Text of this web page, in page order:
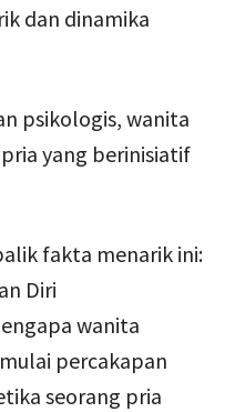
dan dinamika
psikologis, wanita
yang berinisiatif
fakta menarik ini:
Diri
wanita
percakapan
seorang pria